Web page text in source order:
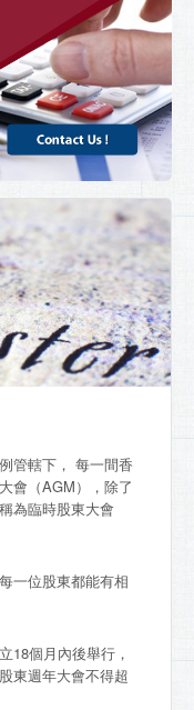
管轄下， 每一間香
會（AGM），除了
為臨時股東大會
一位股東都能有相
18個月內後舉行，
東週年大會不得超